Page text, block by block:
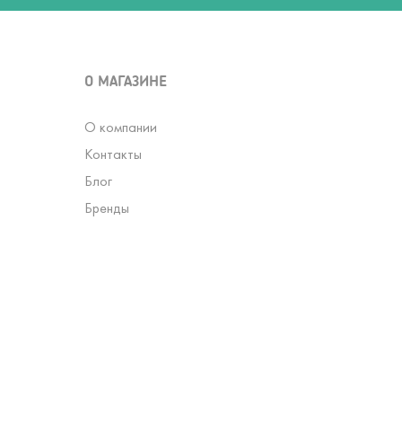
О МАГАЗИНЕ
О компании
Контакты
Блог
Бренды